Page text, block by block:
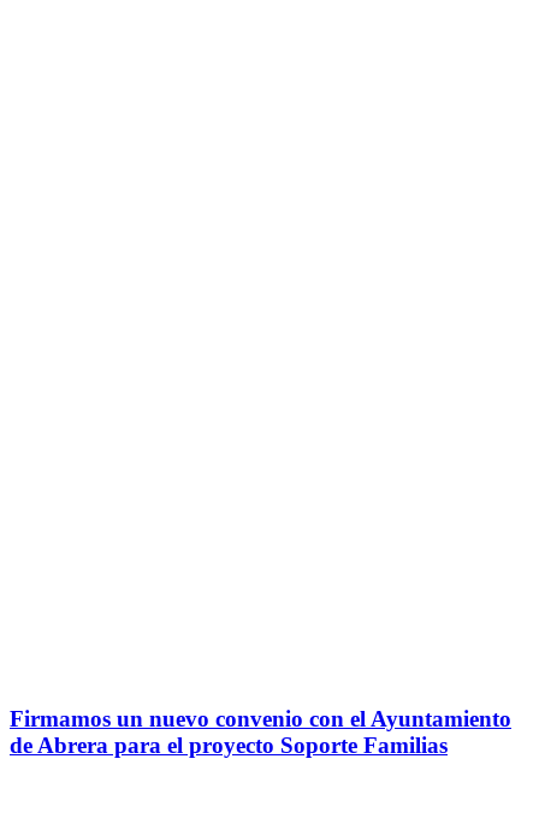
Firmamos un nuevo convenio con el Ayuntamiento
de Abrera para el proyecto Soporte Familias